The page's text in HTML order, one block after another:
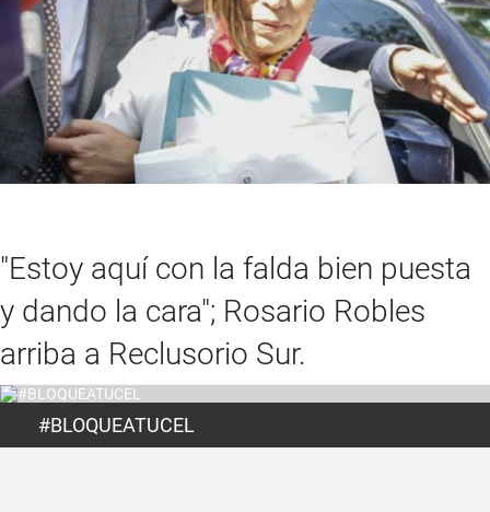
"Estoy aquí con la falda bien puesta
y dando la cara"; Rosario Robles
arriba a Reclusorio Sur.
#BLOQUEATUCEL